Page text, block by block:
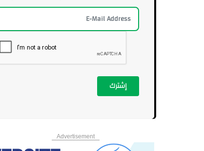
إشترك
Advertisement